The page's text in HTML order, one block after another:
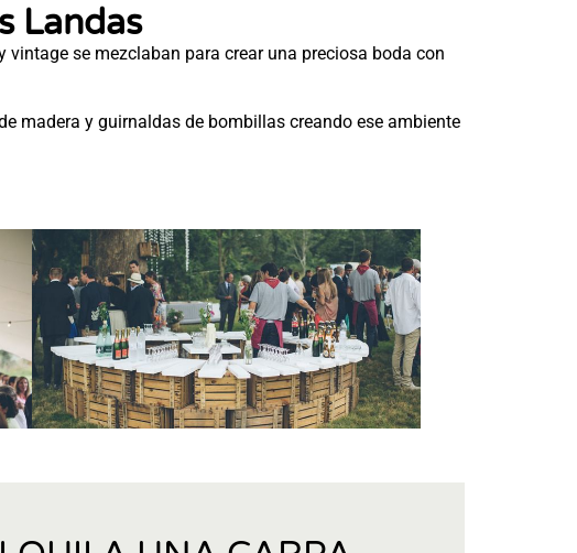
Landas
se mezclaban para crear una preciosa boda con
madera y guirnaldas de bombillas creando ese ambiente